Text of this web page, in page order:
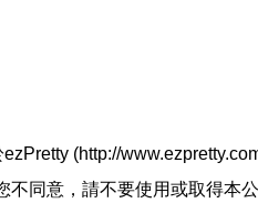
(http://
同意，請不要使用或取得本公